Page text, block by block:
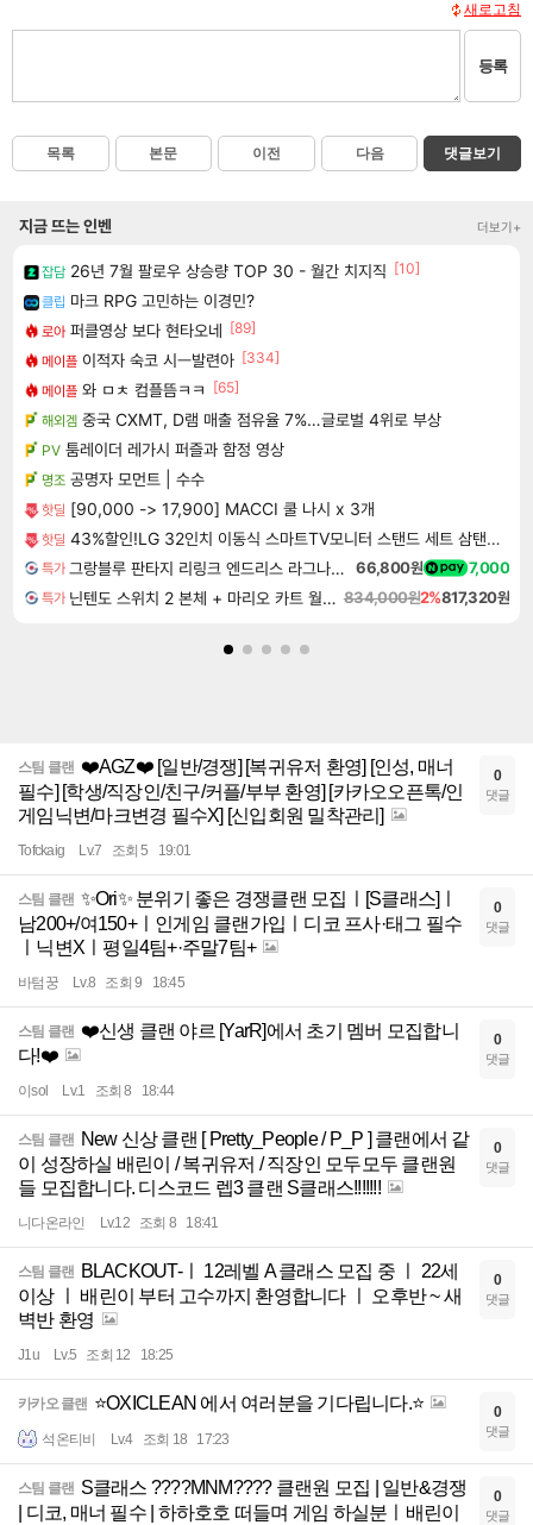
새로고침
등록
목록 본문 이전 다음 댓글보기
지금 뜨는 인벤 더보기+
잡담 26년 7월 팔로우 상승량 TOP 30 - 월간 치지직 [10]
클립 마크 RPG 고민하는 이경민?
로아 퍼클영상 보다 현타오네 [89]
메이플 이적자 숙코 시ㅡ발련아 [334]
메이플 와 ㅁㅊ 컴플뜸ㅋㅋ
[65]
해외겜 중국 CXMT, D램 매출 점유율 7%…글로벌 4위로 부상
PV 툼레이더 레가시 퍼즐과 함정 영상
명조 공명자 모먼트 | 수수
핫딜 [90,000 -> 17,900] MACCI 쿨 나시 x 3개
핫딜 43%할인!LG 32인치 이동식 스마트TV모니터 스탠드 세트 삼탠바이미 스탠바이미
특가 그랑블루 판타지 리링크 엔드리스 라그나로크 Granblue Fantasy Relink Endless Ragnarok 66,800원 7,000
특가 닌텐도 스위치 2 본체 + 마리오 카트 월드 + 포켓몬 포코피아 번들 834,000원2%817,320원
스팀 클랜 ❤️‍AGZ❤️‍ [일반/경쟁] [복귀유저 환영] [인성, 매너
필수] [학생/직장인/친구/커플/부부 환영] [카카오오픈톡/인
게임닉변/마크변경 필수X] [신입회원 밀착관리]
Tofckaig Lv.7 조회 5 19:01
0
댓글
스팀 클랜 ✨Ori✨ 분위기 좋은 경쟁클랜 모집ㅣ[S클래스]ㅣ
남200+/여150+ㅣ인게임 클랜가입ㅣ디코 프사·태그 필수
ㅣ닉변Xㅣ평일4팀+·주말7팀+
바텀꿍 Lv.8 조회 9 18:45
0
댓글
스팀 클랜 ❤️신생 클랜 야르 [YarR]에서 초기 멤버 모집합니
다!❤️
이sol Lv.1 조회 8 18:44
0
댓글
스팀 클랜 New 신상 클랜 [ Pretty_People / P_P ] 클랜에서 같
이 성장하실 배린이 / 복귀유저 / 직장인 모두모두 클랜원
들 모집합니다. 디스코드 렙3 클랜 S클래스!!!!!!!
니다온라인 Lv.12 조회 8 18:41
0
댓글
스팀 클랜 BLACKOUT-ㅣ 12레벨 A 클래스 모집 중 ㅣ 22세
이상 ㅣ 배린이 부터 고수까지 환영합니다 ㅣ 오후반 ~ 새
벽반 환영
J1u Lv.5 조회 12 18:25
0
댓글
카카오 클랜 ⭐OXICLEAN 에서 여러분을 기다립니다.⭐
석온티비 Lv.4 조회 18 17:23
0
댓글
스팀 클랜 S클래스 ????MNM???? 클랜원 모집 | 일반&경쟁
| 디코, 매너 필수 | 하하호호 떠들며 게임 하실분ㅣ배린이
0
댓글